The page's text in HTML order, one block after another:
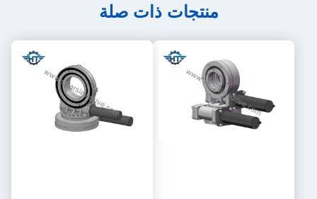
منتجات ذات صلة